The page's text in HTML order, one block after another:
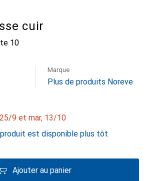
cuir
10
Marque
Plus de produits Noreve
25/9 et mar, 13/10
est disponible plus tôt
Ajouter au panier